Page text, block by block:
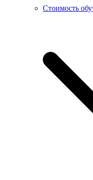
Стоимость